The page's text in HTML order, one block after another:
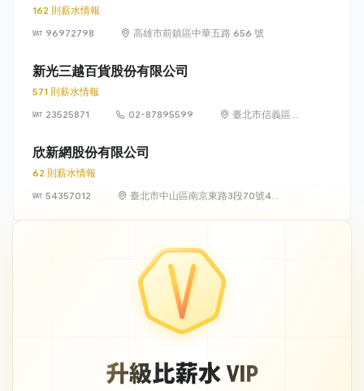
162 則薪水情報
96972798
高雄市前鎮區中華五路 656 號
新光三越百貨股份有限公司
571 則薪水情報
23525871
02-87895599
臺北市信義區松
欣新網股份有限公司
62 則薪水情報
54357012
臺北市中山區南京東路3段70號4